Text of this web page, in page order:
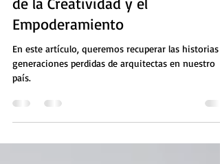
Arquitectas Españolas, pioneras
de la Creatividad y el
Empoderamiento
En este artículo, queremos recuperar las historias
país.